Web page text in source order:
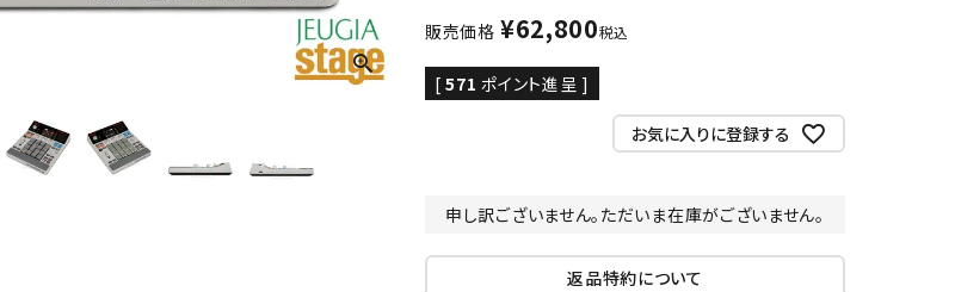
販売価格 ¥62,800税込
[ 571 ポイント進呈 ]
お気に入りに登録する
申し訳ございません。ただいま在庫がございません。
返品特約について